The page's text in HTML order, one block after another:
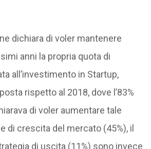
dichiara di voler mantenere
anni la propria quota di
all’investimento in Startup,
rispetto al 2018, dove l’83%
di voler aumentare tale
di crescita del mercato (45%), il
di uscita (11%) sono invece